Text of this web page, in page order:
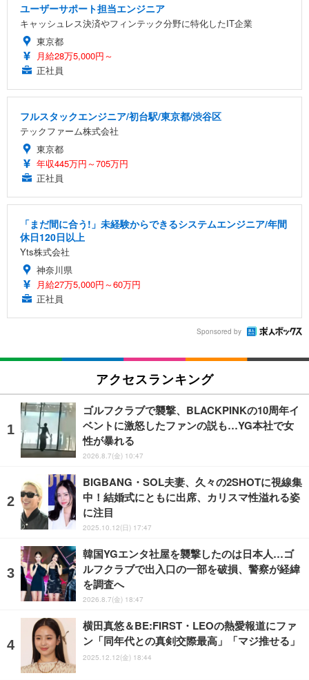
ユーザーサポート担当エンジニア
キャッシュレス決済やフィンテック分野に特化したIT企業
東京都
月給28万5,000円～
正社員
フルスタックエンジニア/初台駅/東京都/渋谷区
テックファーム株式会社
東京都
年収445万円～705万円
正社員
「まだ間に合う!」未経験からできるシステムエンジニア/年間
休日120日以上
Yts株式会社
神奈川県
月給27万5,000円～60万円
正社員
Sponsored by
アクセスランキング
ゴルフクラブで襲撃、BLACKPINKの10周年イ
ベントに激怒したファンの説も…YG本社で女
性が暴れる
2026.8.7(金) 10:47
BIGBANG・SOL夫妻、久々の2SHOTに視線集
中！結婚式にともに出席、カリスマ性溢れる姿
に注目
2025.10.12(日) 17:47
韓国YGエンタ社屋を襲撃したのは日本人…ゴ
ルフクラブで出入口の一部を破損、警察が経緯
を調査へ
2026.8.7(金) 18:47
横田真悠＆BE:FIRST・LEOの熱愛報道にファ
ン「同年代との真剣交際最高」「マジ推せる」
2025.12.12(金) 18:44